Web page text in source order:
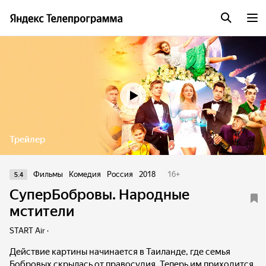
Трейлер
5.4 Фильмы Комедия Россия 2018 16+
СуперБобровы. Народные
мстители
START Air ·
Действие картины начинается в Таиланде, где семья